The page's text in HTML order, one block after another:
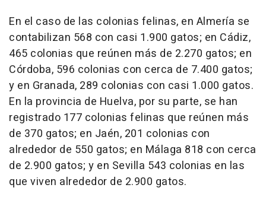
En el caso de las colonias felinas, en Almería se
contabilizan 568 con casi 1.900 gatos; en Cádiz,
465 colonias que reúnen más de 2.270 gatos; en
Córdoba, 596 colonias con cerca de 7.400 gatos;
y en Granada, 289 colonias con casi 1.000 gatos.
En la provincia de Huelva, por su parte, se han
registrado 177 colonias felinas que reúnen más
de 370 gatos; en Jaén, 201 colonias con
alrededor de 550 gatos; en Málaga 818 con cerca
de 2.900 gatos; y en Sevilla 543 colonias en las
que viven alrededor de 2.900 gatos.